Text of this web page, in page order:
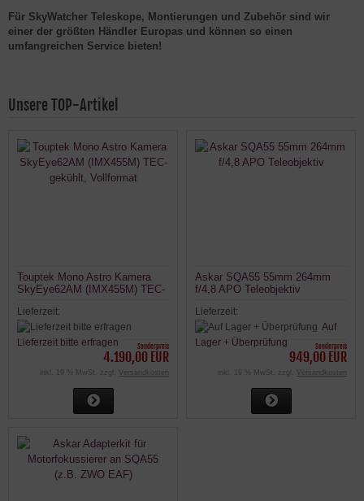
Für SkyWatcher Teleskope, Montierungen und Zubehör sind wir
einer der größten Händler Europas und können so einen
umfangreichen Service bieten!
Unsere TOP-Artikel
Touptek Mono Astro Kamera
SkyEye62AM (IMX455M) TEC-
Lieferzeit:
Lieferzeit bitte erfragen Sonderpreis
4.190,00 EUR
inkl. 19 % MwSt. zzgl. Versandkosten
Askar SQA55 55mm 264mm
f/4,8 APO Teleobjektiv
Lieferzeit:
Auf
Lager + Überprüfung
Sonderpreis
949,00 EUR
inkl. 19 % MwSt. zzgl. Versandkosten